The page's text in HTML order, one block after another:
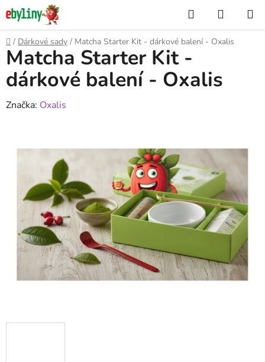
Přejít
na
obsah
Hledat
KOŠÍK
Domů
/ Dárkové sady / Matcha Starter Kit - dárkové balení - Oxalis
Matcha Starter Kit -
dárkové balení - Oxalis
Značka: Oxalis